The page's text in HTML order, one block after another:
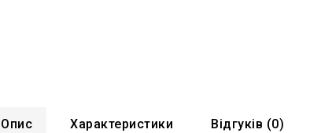
Опис Характеристики Відгуків (0)